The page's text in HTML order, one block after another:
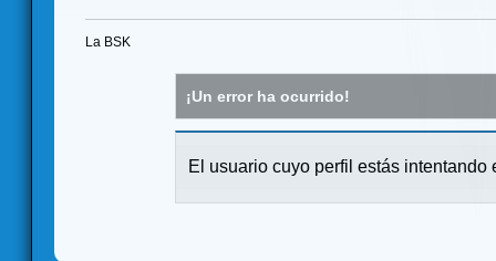
La BSK
¡Un error ha ocurrido!
El usuario cuyo perfil estás intentando